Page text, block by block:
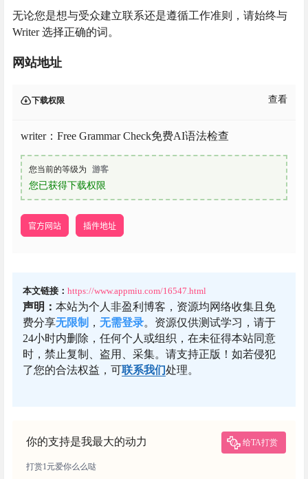
无论您是想与受众建立联系还是遵循工作准则，请始终与
Writer 选择正确的词。
网站地址
下载权限 查看
writer：Free Grammar Check免费AI语法检查
您当前的等级为 游客
您已获得下载权限
官方网站 插件地址
本文链接： https://www.appmiu.com/16547.html
声明： 本站为个人非盈利博客，资源均网络收集且免
费分享无限制 ， 无需登录。资源仅供测试学习，请于
24小时内删除，任何个人或组织，在未征得本站同意
时，禁止复制、盗用、采集。请支持正版！如若侵犯
了您的合法权益，可联系我们处理。
你的支持是我最大的动力 给TA打赏
打赏1元爱你么么哒